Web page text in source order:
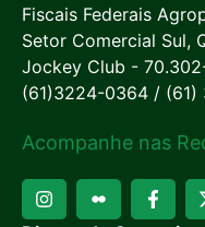
Fiscais Federais
Setor Comercial Sul,
Jockey Club -
(61)3224-0364 /
Acompanhe nas